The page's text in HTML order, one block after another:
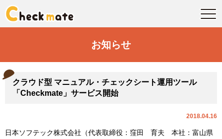
お知らせ
クラウド型 マニュアル・チェックシート運用ツール
「Checkmate」サービス開始
2018.04.16
日本ソフテック株式会社（代表取締役：窪田 育夫 本社：富山県